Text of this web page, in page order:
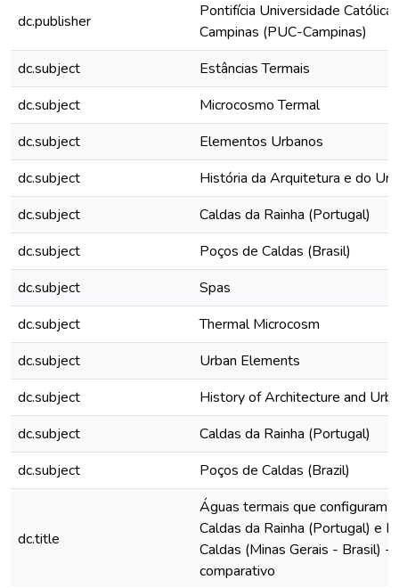
dc.publisher
Pontifícia Universidade Católica
Campinas (PUC-Campinas)
dc.subject
Estâncias Termais
dc.subject
Microcosmo Termal
dc.subject
Elementos Urbanos
dc.subject
História da Arquitetura e do
dc.subject
Caldas da Rainha (Portugal)
dc.subject
Poços de Caldas (Brasil)
dc.subject
Spas
dc.subject
Thermal Microcosm
dc.subject
Urban Elements
dc.subject
History of Architecture and
dc.subject
Caldas da Rainha (Portugal)
dc.subject
Poços de Caldas (Brazil)
dc.title
Águas termais que configuram
Caldas da Rainha (Portugal) e
Caldas (Minas Gerais - Brasil) -
comparativo